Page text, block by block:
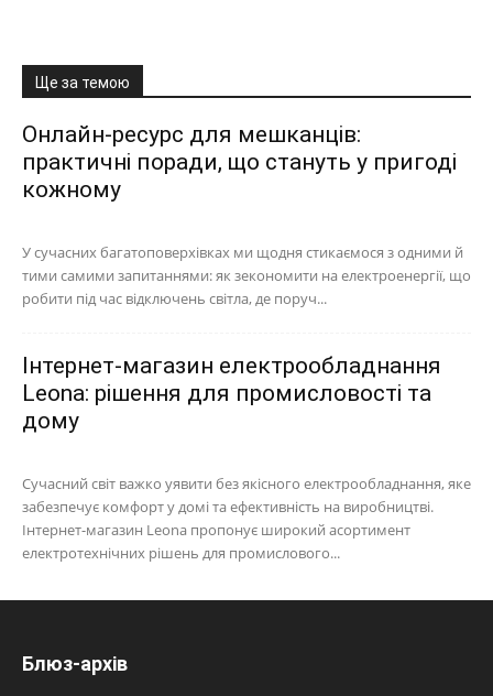
Ще за темою
Онлайн-ресурс для мешканців:
практичні поради, що стануть у пригоді
кожному
У сучасних багатоповерхівках ми щодня стикаємося з одними й
тими самими запитаннями: як зекономити на електроенергії, що
робити під час відключень світла, де поруч...
Інтернет-магазин електрообладнання
Leona: рішення для промисловості та
дому
Сучасний світ важко уявити без якісного електрообладнання, яке
забезпечує комфорт у домі та ефективність на виробництві.
Інтернет-магазин Leona пропонує широкий асортимент
електротехнічних рішень для промислового...
Блюз-архів